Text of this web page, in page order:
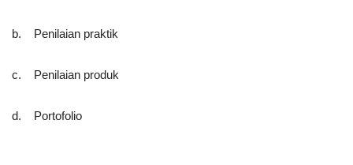
b. Penilaian praktik
c. Penilaian produk
d. Portofolio